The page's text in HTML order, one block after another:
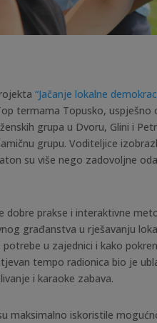
“Jačanje lokalne
termama Topusko, uspješno
grupa u Dvoru, Glini i
grupu. Voditeljice
su više nego zadovoljne
dobre prakse i interaktivne
građanstva u rješavanju
potrebe u zajednici i kako
tempo radionica bio je
i karaoke zabava.
maksimalno iskoristile